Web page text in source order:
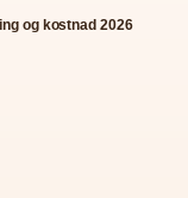
og kostnad 2026